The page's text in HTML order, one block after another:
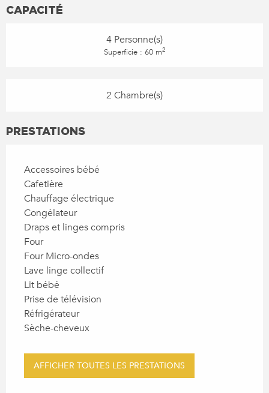
CAPACITÉ
4 Personne(s)
Superficie : 60 m2
2 Chambre(s)
PRESTATIONS
Accessoires bébé
Cafetière
Chauffage électrique
Congélateur
Draps et linges compris
Four
Four Micro-ondes
Lave linge collectif
Lit bébé
Prise de télévision
Réfrigérateur
Sèche-cheveux
AFFICHER TOUTES LES PRESTATIONS